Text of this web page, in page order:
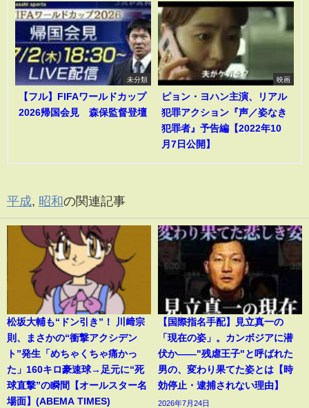
未分類
【フル】FIFAワールドカップ
2026帰国会見 森保監督登壇
映画
ピョン・ヨハン主演、リアル
犯罪アクション『声／姿なき
犯罪者』予告編【2022年10
月7日公開】
平成, 昭和の関連記事
松坂大輔も“ドン引き”！ 川﨑宗
則、まさかの“衝撃アクシデン
ト”発生「めちゃくちゃ痛かっ
た」160キロ豪速球→足元に“死
球直撃”の瞬間【オールスター名
場面】(ABEMA TIMES)
【国際指名手配】見立真一の
「現在の姿」。カンボジアに潜
伏か――"残虐王子"と呼ばれた
男の、変わり果てた姿とは【時
効停止・逮捕されない理由】
2026年7月24日